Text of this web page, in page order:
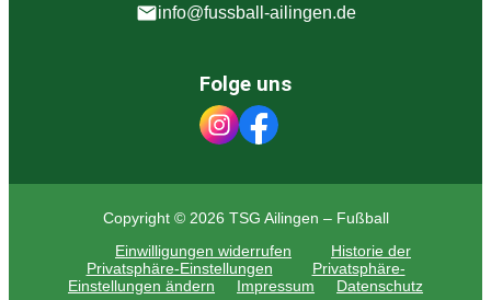
info@fussball-ailingen.de
Folge uns
Copyright © 2026 TSG Ailingen – Fußball
Einwilligungen widerrufen
Historie der
Privatsphäre-Einstellungen
Privatsphäre-
Einstellungen ändern
Impressum Datenschutz